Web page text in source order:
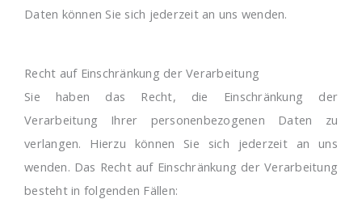
Daten können Sie sich jederzeit an uns wenden.
Recht auf Einschränkung der Verarbeitung
Sie haben das Recht, die Einschränkung der
Verarbeitung Ihrer personenbezogenen Daten zu
verlangen. Hierzu können Sie sich jederzeit an uns
wenden. Das Recht auf Einschränkung der Verarbeitung
besteht in folgenden Fällen: